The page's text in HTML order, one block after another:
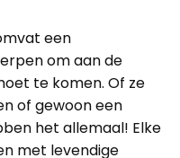
een
om aan de
te komen. Of ze
of gewoon een
het allemaal! Elke
met levendige